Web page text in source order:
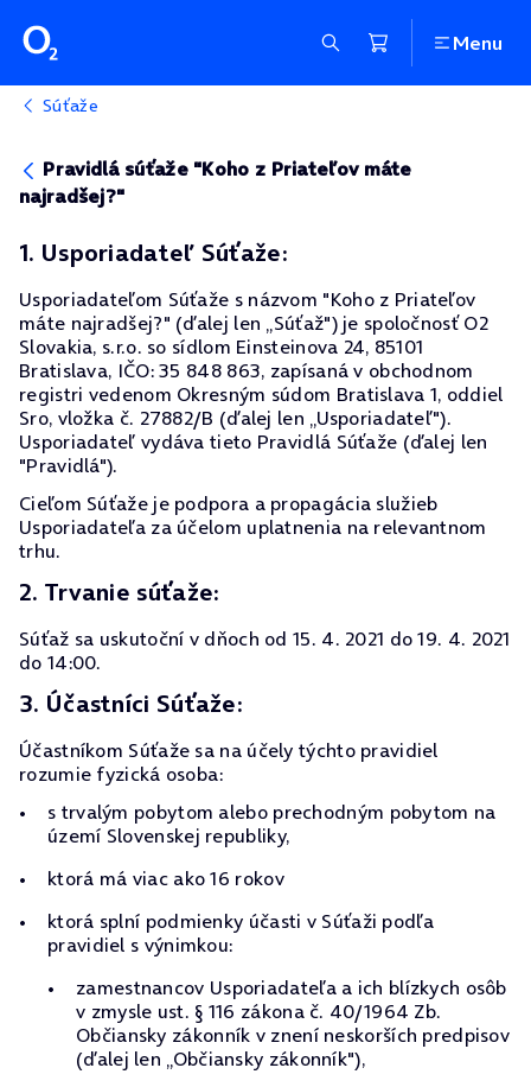
Menu
Súťaže
Pravidlá súťaže "Koho z Priateľov máte
najradšej?"
1. Usporiadateľ Súťaže:
Usporiadateľom Súťaže s názvom "Koho z Priateľov
máte najradšej?" (ďalej len „Súťaž") je spoločnosť O2
Slovakia, s.r.o. so sídlom Einsteinova 24, 85101
Bratislava, IČO: 35 848 863, zapísaná v obchodnom
registri vedenom Okresným súdom Bratislava 1, oddiel
Sro, vložka č. 27882/B (ďalej len „Usporiadateľ").
Usporiadateľ vydáva tieto Pravidlá Súťaže (ďalej len
"Pravidlá").
Cieľom Súťaže je podpora a propagácia služieb
Usporiadateľa za účelom uplatnenia na relevantnom
trhu.
2. Trvanie súťaže:
Súťaž sa uskutoční v dňoch od 15. 4. 2021 do 19. 4. 2021
do 14:00.
3. Účastníci Súťaže:
Účastníkom Súťaže sa na účely týchto pravidiel
rozumie fyzická osoba:
s trvalým pobytom alebo prechodným pobytom na
území Slovenskej republiky,
ktorá má viac ako 16 rokov
ktorá splní podmienky účasti v Súťaži podľa
pravidiel s výnimkou:
zamestnancov Usporiadateľa a ich blízkych osôb
v zmysle ust. § 116 zákona č. 40/1964 Zb.
Občiansky zákonník v znení neskorších predpisov
(ďalej len „Občiansky zákonník"),